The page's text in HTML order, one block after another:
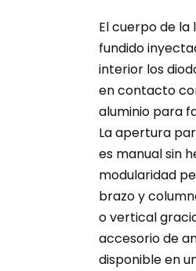
El cuerpo de la
fundido
interior los
en contacto
aluminio para
La apertura
es manual sin
modularidad
brazo y
o vertical
accesorio de
disponible en